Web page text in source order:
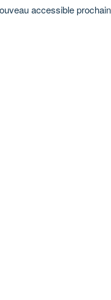
accessible